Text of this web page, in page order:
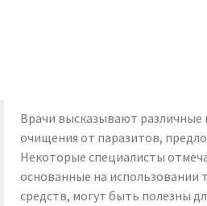
Врачи высказывают различные
очищения от паразитов,
Некоторые специалисты
основанные на использовании
средств, могут быть полезны